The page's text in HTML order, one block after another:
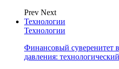
Prev Next
Технологии
Технологии
Финансовый суверенитет
давления: